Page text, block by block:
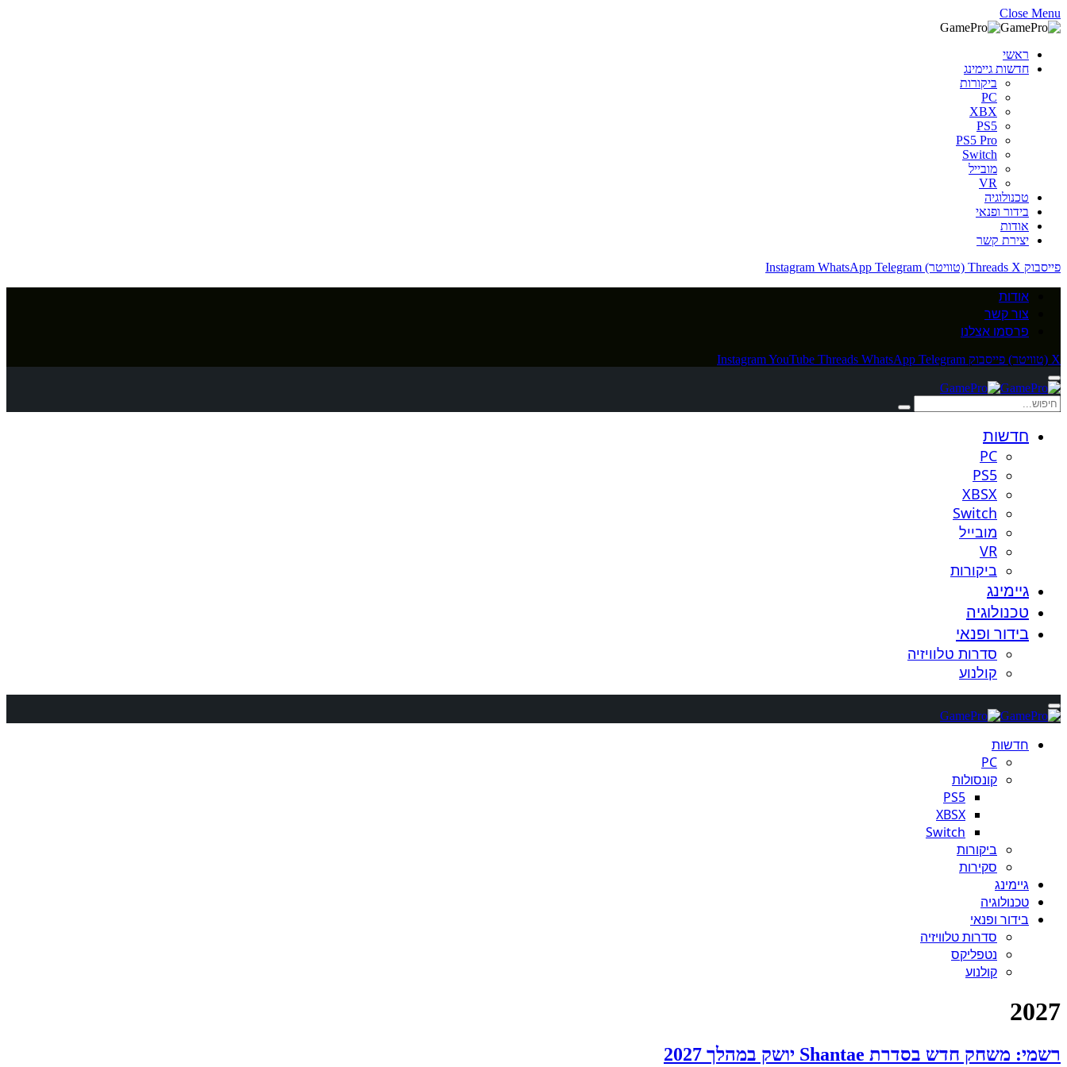
Close Menu
ראשי
חדשות גיימינג
ביקורות
PC
XBX
PS5
PS5 Pro
Switch
מובייל
VR
טכנולוגיה
בידור ופנאי
אודות
יצירת קשר
פייסבוק
Threads X (טוויטר) Instagram WhatsApp Telegram
אודות
צור קשר
פרסמו אצלנו
X (טוויטר) פייסבוק InstagramYouTube Threads WhatsApp Telegram
חדשות
PC
PS5
XBSX
Switch
מובייל
VR
ביקורות
גיימינג
טכנולוגיה
בידור ופנאי
סדרות טלוויזיה
קולנוע
חדשות
PC
קונסולות
PS5
XBSX
Switch
ביקורות
סקירות
גיימינג
טכנולוגיה
בידור ופנאי
סדרות טלוויזיה
נטפליקס
קולנוע
2027
רשמי: משחק חדש בסדרת Shantae יושק במהלך 2027